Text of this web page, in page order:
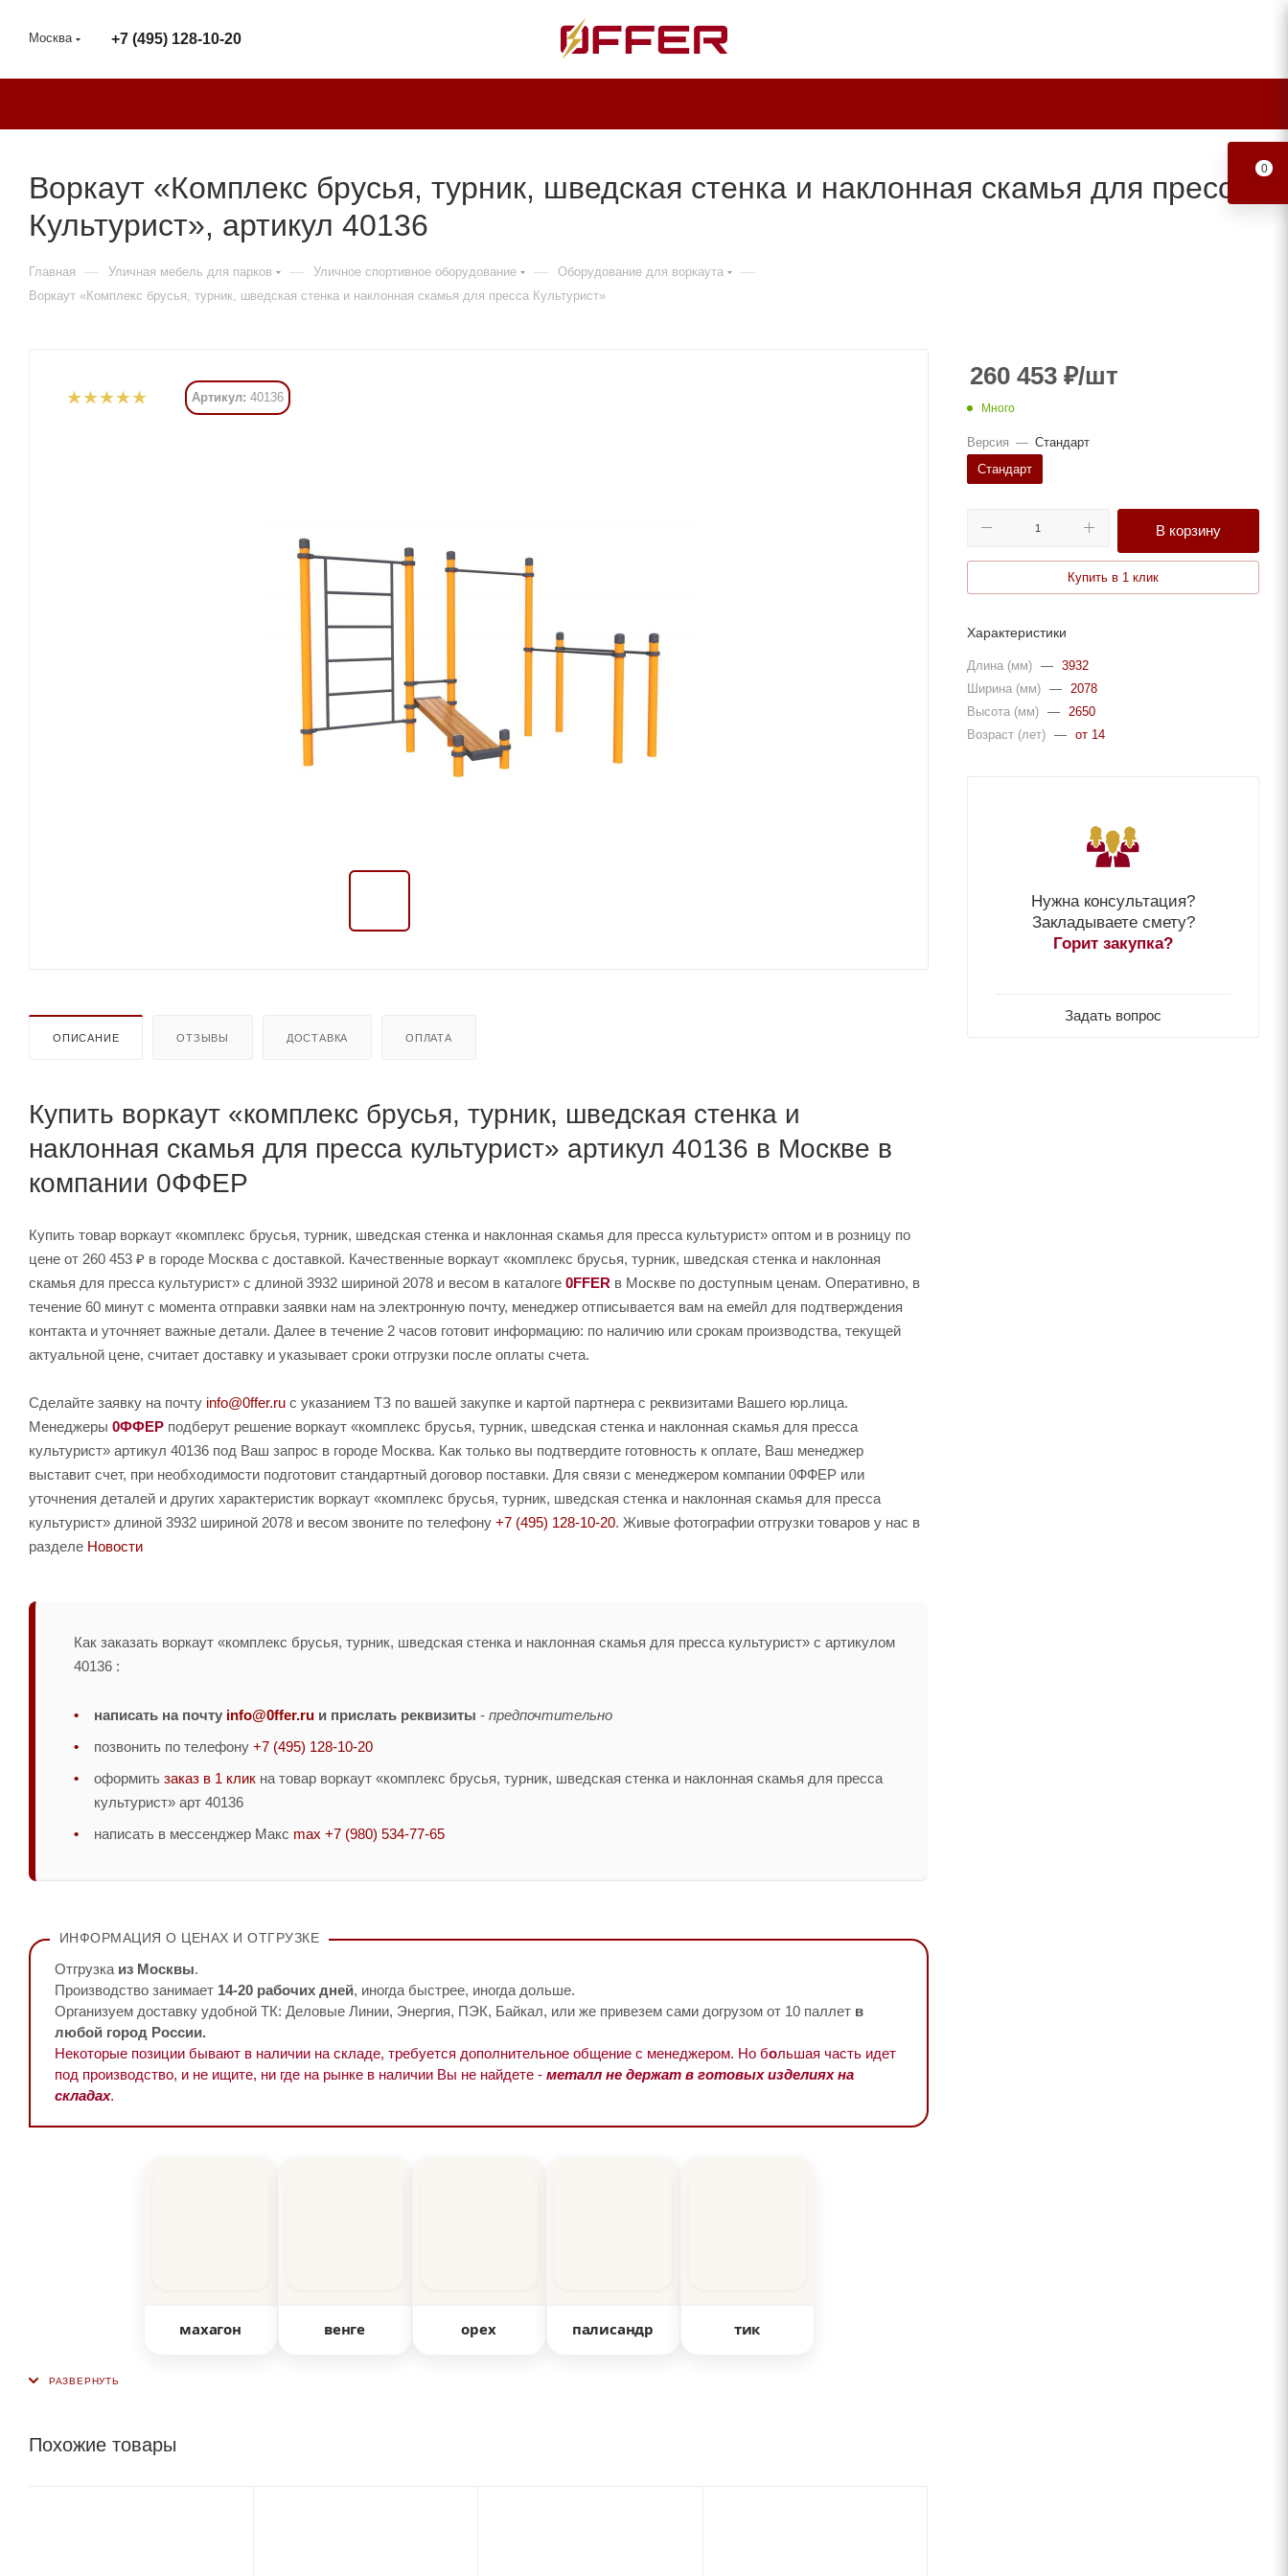
Москва +7 (495) 128-10-20
Воркаут «Комплекс брусья, турник, шведская стенка и наклонная скамья для пресса
Культурист», артикул 40136
Главная — Уличная мебель для парков — Уличное спортивное оборудование — Оборудование для воркаута —
Воркаут «Комплекс брусья, турник, шведская стенка и наклонная скамья для пресса Культурист»
Артикул: 40136
ОПИСАНИЕ ОТЗЫВЫ ДОСТАВКА ОПЛАТА
Купить воркаут «комплекс брусья, турник, шведская стенка и
наклонная скамья для пресса культурист» артикул 40136 в Москве в
компании 0ФФЕР
Купить товар воркаут «комплекс брусья, турник, шведская стенка и наклонная скамья для пресса культурист» оптом и в розницу по
цене от 260 453 ₽ в городе Москва с доставкой. Качественные воркаут «комплекс брусья, турник, шведская стенка и наклонная
скамья для пресса культурист» с длиной 3932 шириной 2078 и весом в каталоге 0FFER в Москве по доступным ценам. Оперативно, в
течение 60 минут с момента отправки заявки нам на электронную почту, менеджер отписывается вам на емейл для подтверждения
контакта и уточняет важные детали. Далее в течение 2 часов готовит информацию: по наличию или срокам производства, текущей
актуальной цене, считает доставку и указывает сроки отгрузки после оплаты счета.
Сделайте заявку на почту info@0ffer.ru с указанием ТЗ по вашей закупке и картой партнера с реквизитами Вашего юр.лица.
Менеджеры 0ФФЕР подберут решение воркаут «комплекс брусья, турник, шведская стенка и наклонная скамья для пресса
культурист» артикул 40136 под Ваш запрос в городе Москва. Как только вы подтвердите готовность к оплате, Ваш менеджер
выставит счет, при необходимости подготовит стандартный договор поставки. Для связи с менеджером компании 0ФФЕР или
уточнения деталей и других характеристик воркаут «комплекс брусья, турник, шведская стенка и наклонная скамья для пресса
культурист» длиной 3932 шириной 2078 и весом звоните по телефону +7 (495) 128-10-20. Живые фотографии отгрузки товаров у нас в
разделе Новости
Как заказать воркаут «комплекс брусья, турник, шведская стенка и наклонная скамья для пресса культурист» с артикулом
40136 :
написать на почту info@0ffer.ru и прислать реквизиты - предпочтительно
позвонить по телефону +7 (495) 128-10-20
оформить заказ в 1 клик на товар воркаут «комплекс брусья, турник, шведская стенка и наклонная скамья для пресса
культурист» арт 40136
написать в мессенджер Макс max +7 (980) 534-77-65
ИНФОРМАЦИЯ О ЦЕНАХ И ОТГРУЗКЕ
Отгрузка из Москвы.
Производство занимает 14-20 рабочих дней, иногда быстрее, иногда дольше.
Организуем доставку удобной ТК: Деловые Линии, Энергия, ПЭК, Байкал, или же привезем сами догрузом от 10 паллет в
любой город России.
Некоторые позиции бывают в наличии на складе, требуется дополнительное общение с менеджером. Но большая часть идет
под производство, и не ищите, ни где на рынке в наличии Вы не найдете - металл не держат в готовых изделиях на
складах.
махагон венге орех палисандр тик
Похожие товары
260 453 ₽/шт
Много
Версия — Стандарт
Стандарт
В корзину
Купить в 1 клик
Характеристики
Длина (мм) — 3932
Ширина (мм) —
2078
Высота (мм) —
2650
Возраст (лет) — от 14
Нужна консультация?
Закладываете смету?
Горит закупка?
Задать вопрос
0